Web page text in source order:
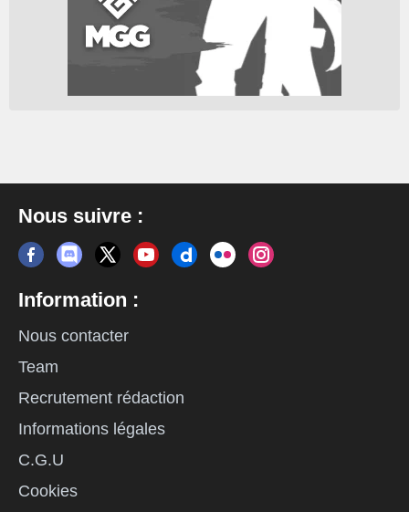
Nous suivre :
Information :
Nous contacter
Team
Recrutement rédaction
Informations légales
C.G.U
Cookies